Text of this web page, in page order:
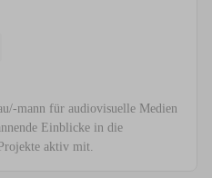
mann für audiovisuelle Medien
Einblicke in die
aktiv mit.